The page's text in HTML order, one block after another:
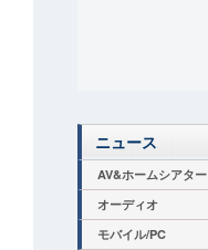
ニュース
AV&ホームシアター
オーディオ
モバイル/PC